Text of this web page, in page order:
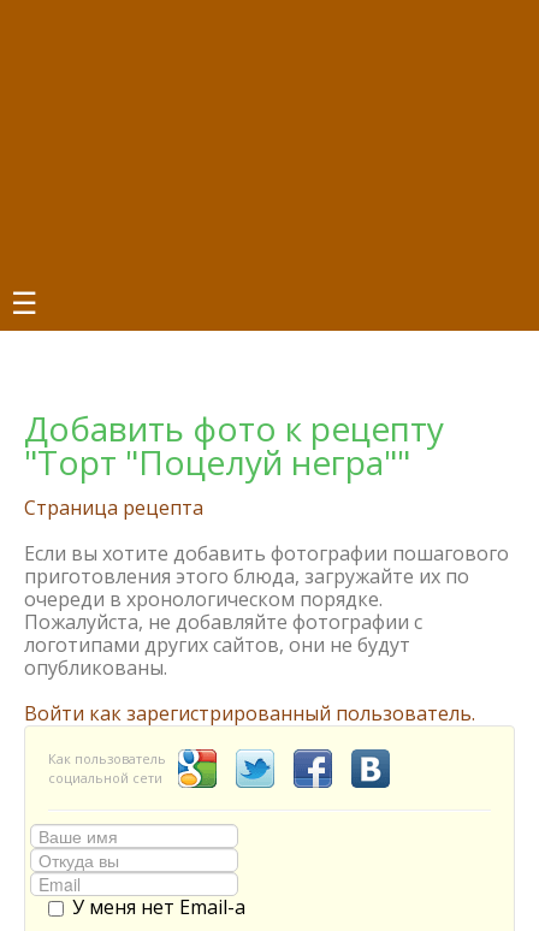
☰
Добавить фото к рецепту
"Торт "Поцелуй негра""
Страница рецепта
Если вы хотите добавить фотографии пошагового
приготовления этого блюда, загружайте их по
очереди в хронологическом порядке.
Пожалуйста, не добавляйте фотографии с
логотипами других сайтов, они не будут
опубликованы.
Войти как зарегистрированный пользователь.
Как пользователь
социальной сети
У меня нет Email-а